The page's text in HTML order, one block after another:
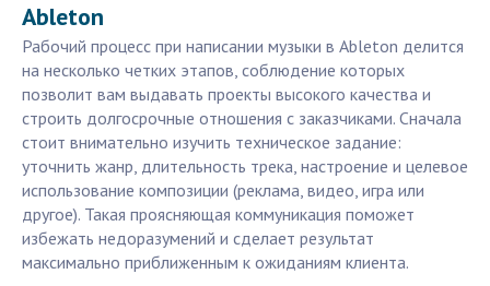
Ableton
Рабочий процесс при написании музыки в Ableton делится
на несколько четких этапов, соблюдение которых
позволит вам выдавать проекты высокого качества и
строить долгосрочные отношения с заказчиками. Сначала
стоит внимательно изучить техническое задание:
уточнить жанр, длительность трека, настроение и целевое
использование композиции (реклама, видео, игра или
другое). Такая проясняющая коммуникация поможет
избежать недоразумений и сделает результат
максимально приближенным к ожиданиям клиента.